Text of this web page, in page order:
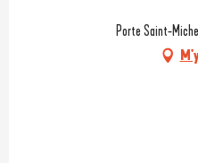
Porte Saint-